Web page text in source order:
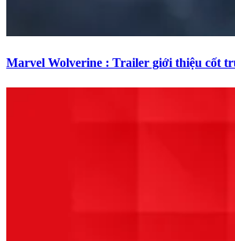
Marvel Wolverine : Trailer giới thiệu cốt